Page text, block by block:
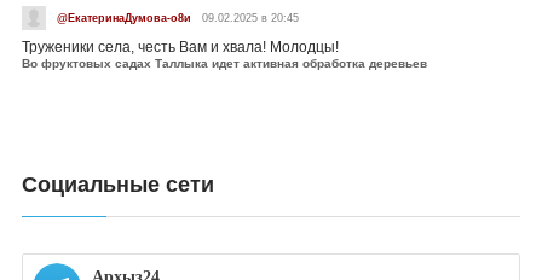
@ЕкатеринаДумова-о8и 09.02.2025 в 20:45
Труженики села, честь Вам и хвала! Молодцы!
Во фруктовых садах Таллыка идет активная обработка деревьев
Социальные сети